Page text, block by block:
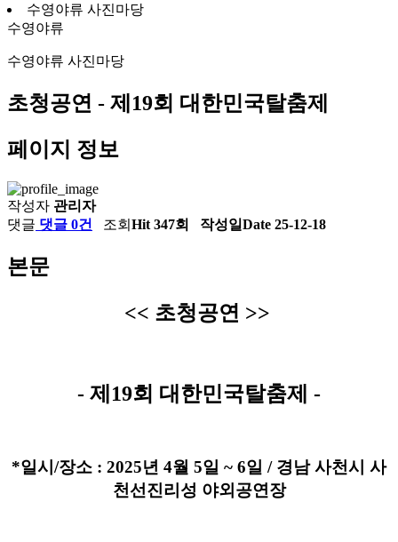
수영야류 사진마당
수영야류
수영야류 사진마당
초청공연 - 제19회 대한민국탈춤제
페이지 정보
작성자 관리자
댓글 댓글 0건 조회 Hit 347회 작성일Date 25-12-18
본문
<< 초청공연 >>
- 제19회 대한민국탈춤제 -
*일시/장소 : 2025년 4월 5일 ~ 6일 / 경남 사천시 사
천선진리성 야외공연장